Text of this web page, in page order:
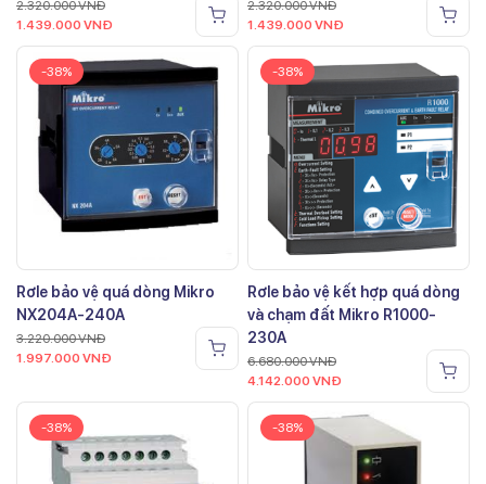
2.320.000VNĐ
1.439.000 VNĐ
2.320.000VNĐ
1.439.000 VNĐ
-38%
Rơle bảo vệ quá dòng Mikro
NX204A-240A
3.220.000VNĐ
1.997.000 VNĐ
-38%
Rơle bảo vệ kết hợp quá dòng
và chạm đất Mikro R1000-
230A
6.680.000VNĐ
4.142.000 VNĐ
-38% -38%